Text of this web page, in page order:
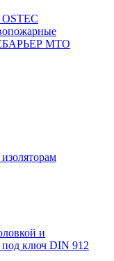
МТО
и
ключ DIN 912